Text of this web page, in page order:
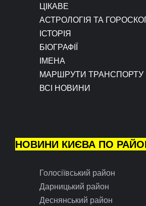
ЦІКАВЕ
АСТРОЛОГІЯ ТА
ІСТОРІЯ
БІОГРАФІЇ
ІМЕНА
МАРШРУТИ ТРАНСПОРТУ
ВСІ НОВИНИ
НОВИНИ КИЄВА ПО
Голосіївський район
Дарницький район
Деснянський район